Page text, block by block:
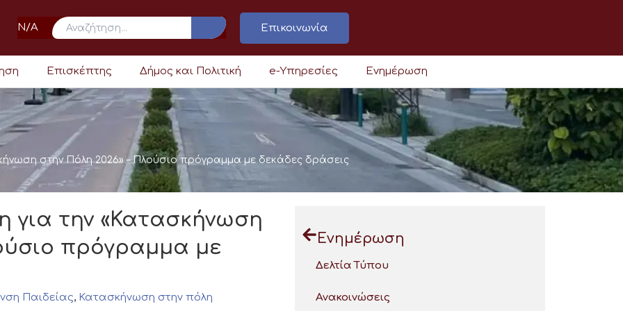
N/A Επικοινωνία
Επισκέπτης Δήμος και Πολιτική e-Υπηρεσίες Ενημέρωση
στην Πόλη 2026» – Πλούσιο πρόγραμμα με δεκάδες δράσεις
για την «Κατασκήνωση
πρόγραμμα με
Παιδείας, Κατασκήνωση στην πόλη
Ενημέρωση
Δελτία Τύπου
Ανακοινώσεις